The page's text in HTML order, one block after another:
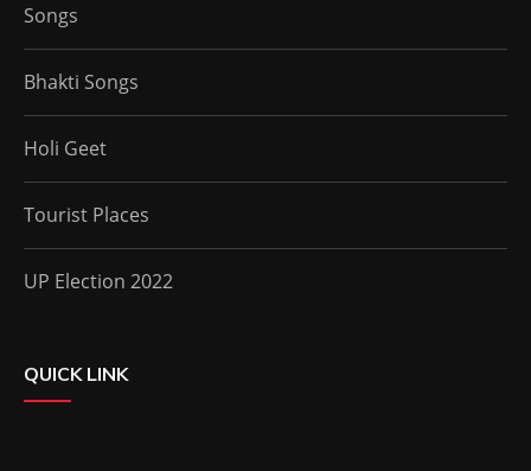
Songs
Bhakti Songs
Holi Geet
Tourist Places
UP Election 2022
QUICK LINK